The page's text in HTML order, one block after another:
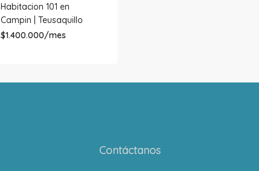
Habitacion 101 en
Campin | Teusaquillo
$1.400.000/mes
Contáctanos